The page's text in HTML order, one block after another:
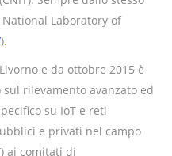
National Laboratory of
).
e da ottobre 2015 è
rilevamento avanzato ed
su IoT e reti
e privati nel campo
ai comitati di